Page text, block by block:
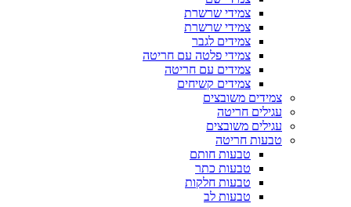
צמידי שרשרת
צמידי שרשרת
צמידים לגבר
צמידי פלטה עם חריטה
צמידים עם חריטה
צמידים קשיחים
צמידים משובצים
עגילים חריטה
עגילים משובצים
טבעות חריטה
טבעות חותם
טבעות כתר
טבעות חלקות
טבעות לב